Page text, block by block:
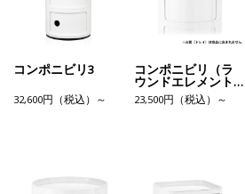
コンポニビリ3
32,600円（税込）～
コンポニビリ（ラ
ウンドエレメント
H1）
23,500円（税込）～